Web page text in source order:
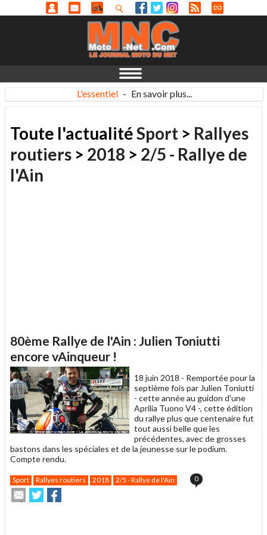
L'essentiel - En savoir plus...
Toute l'actualitéSport > Rallyes
routiers > 2018 > 2/5 - Rallye de
l'Ain
80ème Rallye de l'Ain : Julien Toniutti
encore vAinqueur !
18 juin 2018 - Remportée pour la
septième fois par Julien Toniutti
- cette année au guidon d'une
Aprilia Tuono V4 -, cette édition
du rallye plus que centenaire fut
tout aussi belle que les
précédentes, avec de grosses
bastons dans les spéciales et de la jeunesse sur le podium.
Compte rendu.
Sport Rallyes routiers 2018 2/5 - Rallye de l'Ain 0
Envoyer
cet
Partager
sur
sur